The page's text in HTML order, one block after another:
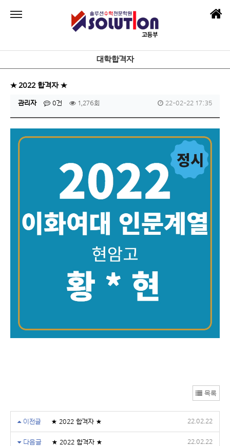
대학합격자
★ 2022 합격자 ★
관리자 0건 1,276회 22-02-22 17:35
목록
이전글 ★ 2022 합격자 ★ 22.02.22
다음글 ★ 2022 합격자 ★ 22.02.22